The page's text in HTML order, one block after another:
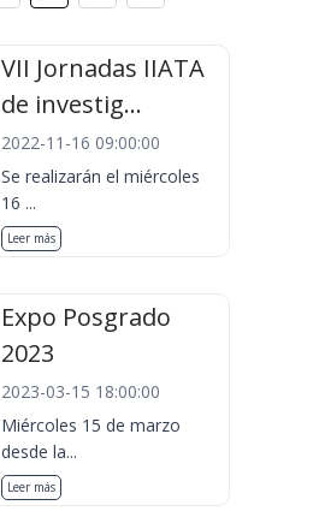
VII Jornadas IIATA
de investig...
2022-11-16 09:00:00
Se realizarán el miércoles
16 ...
Leer más
Expo Posgrado
2023
2023-03-15 18:00:00
Miércoles 15 de marzo
desde la...
Leer más